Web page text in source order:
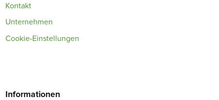
Kontakt
Unternehmen
Cookie-Einstellungen
Informationen